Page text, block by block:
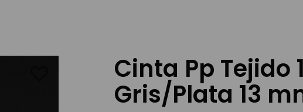
Cinta Pp Tejido
Gris/Plata 13